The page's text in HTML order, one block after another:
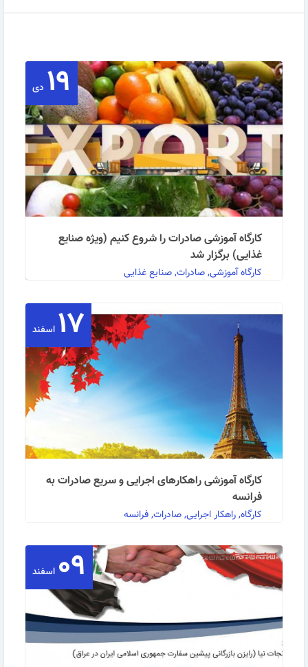
۱۹ دی
کارگاه آموزشی صادرات را شروع کنیم (ویژه صنایع
غذایی) برگزار شد
کارگاه آموزشی, صادرات, صنایع غذایی
به گزارش روابط عمومی مرکز آموزش بازرگانی: کارگاه
آموزشی صادرات را شروع کنیم (ویژه صنایع غذایی) در …
ادامه مطلب
۱۷ اسفند
کارگاه آموزشی راهکارهای اجرایی و سریع صادرات به
فرانسه
کارگاه, راهکار اجرایی, صادرات, فرانسه
کارگاه آموزشی راهکارهای اجرایی و سریع صادرات به
فرانسه (با رویکرد بازار خرده فروشی) به گزارش … ۰۹ اسفند